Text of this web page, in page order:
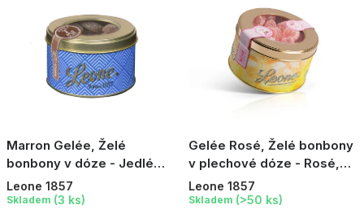
Marron Gelée, Želé
bonbony v dóze - Jedlé
kaštany, 150 g
Leone 1857
Skladem (3 ks)
Gelée Rosé, Želé bonbony
v plechové dóze - Rosé,
150 g
Leone 1857
Skladem (>50 ks)